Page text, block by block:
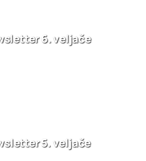
6. veljače
5. veljače